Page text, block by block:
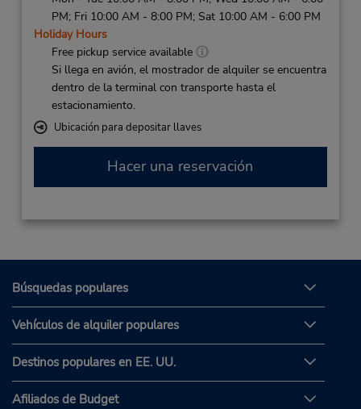
PM; Fri 10:00 AM - 8:00 PM; Sat 10:00 AM - 6:00 PM
Holiday Hours
Free pickup service available
Si llega en avión, el mostrador de alquiler se encuentra
dentro de la terminal con transporte hasta el
estacionamiento.
Ubicación para depositar llaves
Hacer una reservación
Búsquedas populares
Vehículos de alquiler populares
Destinos populares en EE. UU.
Afiliados de Budget